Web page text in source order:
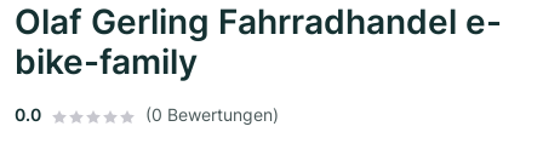
Olaf Gerling Fahrradhandel e-
bike-family
0.0 (0 Bewertungen)